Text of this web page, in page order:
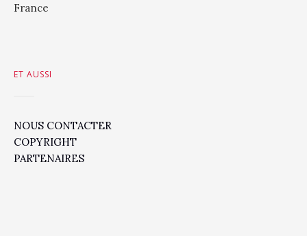
France
ET AUSSI
NOUS CONTACTER
COPYRIGHT
PARTENAIRES